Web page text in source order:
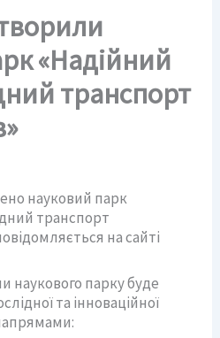
«Надійний
транспорт
науковий парк
транспорт
на сайті
парку буде
та інноваційної